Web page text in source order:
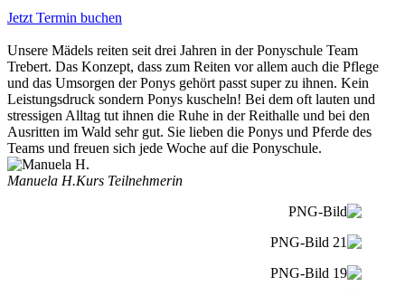
Jetzt Termin buchen
Unsere Mädels reiten seit drei Jahren in der Ponyschule Team
Trebert. Das Konzept, dass zum Reiten vor allem auch die Pflege
und das Umsorgen der Ponys gehört passt super zu ihnen. Kein
Leistungsdruck sondern Ponys kuscheln! Bei dem oft lauten und
stressigen Alltag tut ihnen die Ruhe in der Reithalle und bei den
Ausritten im Wald sehr gut. Sie lieben die Ponys und Pferde des
Teams und freuen sich jede Woche auf die Ponyschule.
Manuela H.Kurs Teilnehmerin